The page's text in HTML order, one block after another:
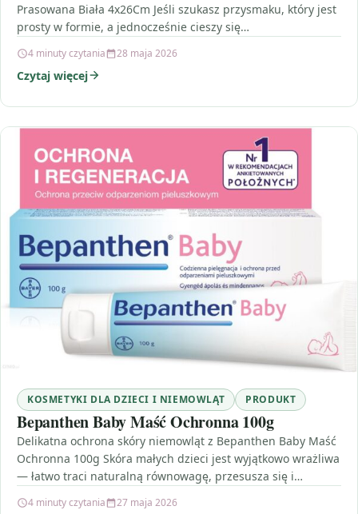
Prasowana Biała 4x26Cm Jeśli szukasz przysmaku, który jest
prosty w formie, a jednocześnie cieszy się…
4 minuty czytania 28 maja 2026
Czytaj więcej
KOSMETYKI DLA DZIECI I NIEMOWLĄT PRODUKT
Bepanthen Baby Maść Ochronna 100g
Delikatna ochrona skóry niemowląt z Bepanthen Baby Maść
Ochronna 100g Skóra małych dzieci jest wyjątkowo wrażliwa
— łatwo traci naturalną równowagę, przesusza się i…
4 minuty czytania 27 maja 2026